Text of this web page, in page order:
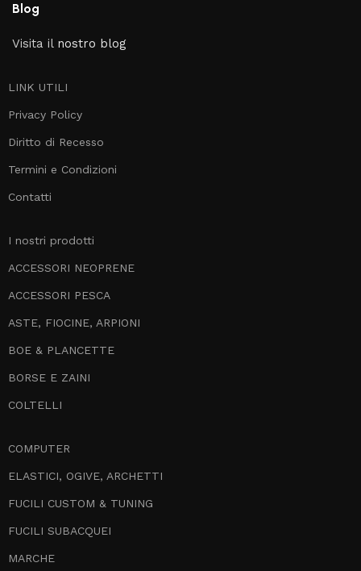
Blog
Visita il nostro blog
LINK UTILI
Privacy Policy
Diritto di Recesso
Termini e Condizioni
Contatti
I nostri prodotti
ACCESSORI NEOPRENE
ACCESSORI PESCA
ASTE, FIOCINE, ARPIONI
BOE & PLANCETTE
BORSE E ZAINI
COLTELLI
COMPUTER
ELASTICI, OGIVE, ARCHETTI
FUCILI CUSTOM & TUNING
FUCILI SUBACQUEI
MARCHE